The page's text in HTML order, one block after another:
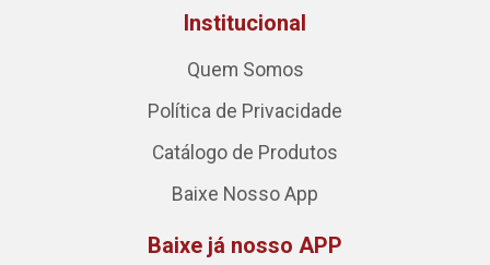
Institucional
Quem Somos
Política de Privacidade
Catálogo de Produtos
Baixe Nosso App
Baixe já nosso APP